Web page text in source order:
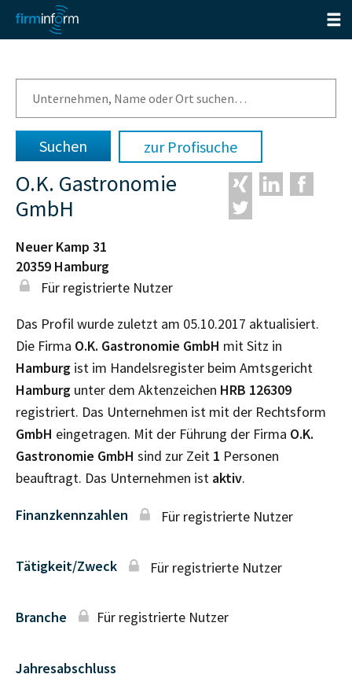
zur Profisuche
O.K. Gastronomie
GmbH
Neuer Kamp 31
20359 Hamburg
Für registrierte Nutzer
Das Profil wurde zuletzt am 05.10.2017 aktualisiert.
Die Firma O.K. Gastronomie GmbH mit Sitz in
Hamburg ist im Handelsregister beim Amtsgericht
Hamburg unter dem Aktenzeichen HRB 126309
registriert. Das Unternehmen ist mit der Rechtsform
GmbH eingetragen. Mit der Führung der Firma O.K.
Gastronomie GmbH sind zur Zeit 1 Personen
beauftragt. Das Unternehmen ist aktiv.
Finanzkennzahlen Für registrierte Nutzer
Tätigkeit/Zweck Für registrierte Nutzer
Branche Für registrierte Nutzer
Jahresabschluss